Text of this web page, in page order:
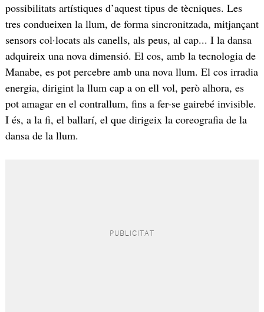
possibilitats artístiques d’aquest tipus de tècniques. Les
tres condueixen la llum, de forma sincronitzada, mitjançant
sensors col·locats als canells, als peus, al cap... I la dansa
adquireix una nova dimensió. El cos, amb la tecnologia de
Manabe, es pot percebre amb una nova llum. El cos irradia
energia, dirigint la llum cap a on ell vol, però alhora, es
pot amagar en el contrallum, fins a fer-se gairebé invisible.
I és, a la fi, el ballarí, el que dirigeix la coreografia de la
dansa de la llum.